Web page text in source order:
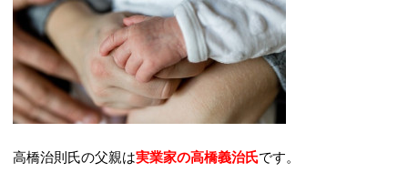
高橋治則氏の父親は実業家の高橋義治氏です。